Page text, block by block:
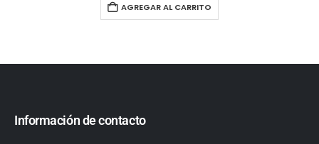
AGREGAR AL CARRITO
Información de contacto